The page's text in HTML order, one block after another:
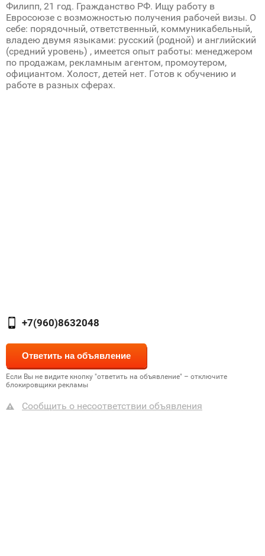
Филипп, 21 год. Гражданство РФ. Ищу работу в
Евросоюзе с возможностью получения рабочей визы. О
себе: порядочный, ответственный, коммуникабельный,
владею двумя языками: русский (родной) и английский
(средний уровень) , имеется опыт работы: менеджером
по продажам, рекламным агентом, промоутером,
официантом. Холост, детей нет. Готов к обучению и
работе в разных сферах.
+7(960)8632048
Если Вы не видите кнопку "ответить на объявление" – отключите
блокировщики рекламы
Сообщить о несоответствии объявления